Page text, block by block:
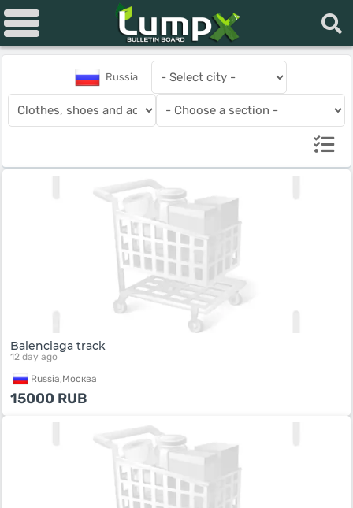
Russia
Balenciaga track
12 day ago
Russia,Москва
15000 RUB